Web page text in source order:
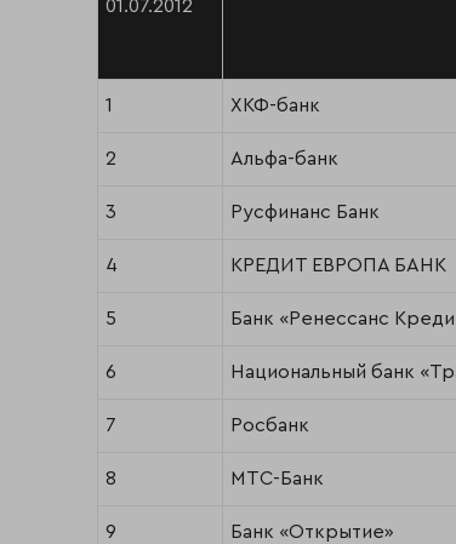
01.07.2012
1 ХКФ-банк
2 Альфа-банк
3 Русфинанс Банк
4 КРЕДИТ ЕВРОПА БАНК
5 Банк «Ренессанс
6 Национальный банк
7 Росбанк
8 МТС-Банк
9 Банк «Открытие»